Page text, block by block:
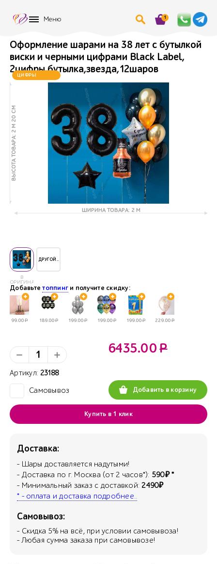
Меню 1
Оформление шарами на 38 лет с бутылкой
виски и черными цифрами Black Label,
2цифры,бутылка,звезда,12шаров
ЦИФРЫ
ВЫСОТА ТОВАРА: 2 М 20 СМ
ШИРИНА ТОВАРА: 2 М
В
ОРИГИНАЛЕ
ДРУГОЙ..
Добавьтетоппинг и получите скидку:
99.00Р 189.00Р 199.00Р 199.00Р 199.00Р 229.00Р
Артикул: 23188
Самовывоз
6435.00Р
Добавить в корзину
Купить в 1 клик
Доставка:
- Шары доставляется надутыми!
- Доставка по г. Москва (от 2 часов*): 590₽ *
- Минимальный заказ с доставкой:2490₽
* - оплата и доставка подробнее..
Самовывоз:
- Скидка 5% на всё, при условии самовывоза!
- Любая сумма заказа при самовывозе!